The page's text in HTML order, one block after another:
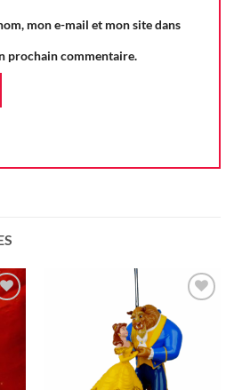
mon e-mail et mon site dans
prochain commentaire.
à la liste
d'envie